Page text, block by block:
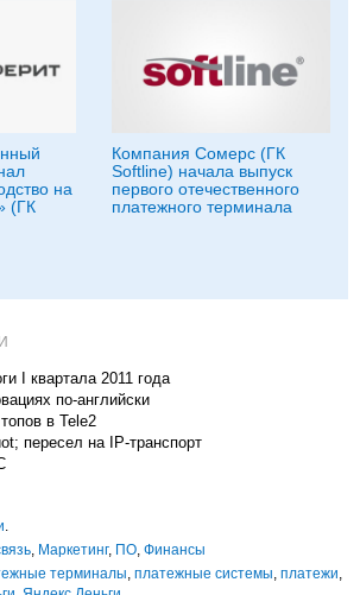
на
(ГК
Компания Сомерс (ГК
Softline) начала выпуск
первого отечественного
платежного терминала
I квартала 2011 года
по-английски
в Tele2
пересел на IP-транспорт
Маркетинг, ПО Финансы
терминалы платежные системы платежи